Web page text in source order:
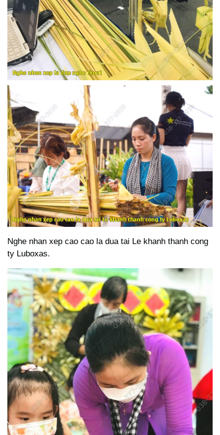
Nghe nhan xep cao cao la dua tai Le khanh thanh cong
ty Luboxas.